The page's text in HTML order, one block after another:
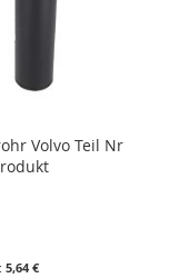
Volvo Teil Nr
5,64 €